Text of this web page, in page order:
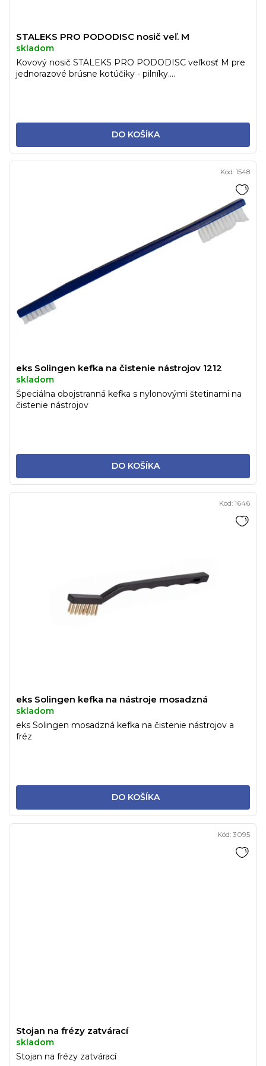
STALEKS PRO PODODISC nosič veľ. M
skladom
DO KOŠÍKA
Kovový nosič STALEKS PRO PODODISC veľkosť M pre
jednorazové brúsne kotúčiky - pilníky....
eks Solingen kefka na čistenie nástrojov 1212
skladom
DO KOŠÍKA
Špeciálna obojstranná kefka s nylonovými štetinami na
čistenie nástrojov
Kód: 1548
eks Solingen kefka na nástroje mosadzná
skladom
DO KOŠÍKA
eks Solingen mosadzná kefka na čistenie nástrojov a
fréz
Kód: 1646
Stojan na frézy zatvárací
skladom
Stojan na frézy zatvárací
Kód: 3095